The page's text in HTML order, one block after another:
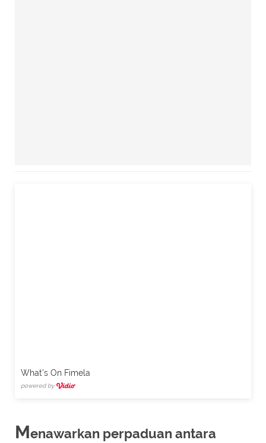
What's On Fimela
powered by
Menawarkan perpaduan antara